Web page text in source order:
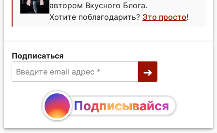
автором Вкусного Блога.
Хотите поблагодарить? Это просто!
Подписаться
Подписывайся